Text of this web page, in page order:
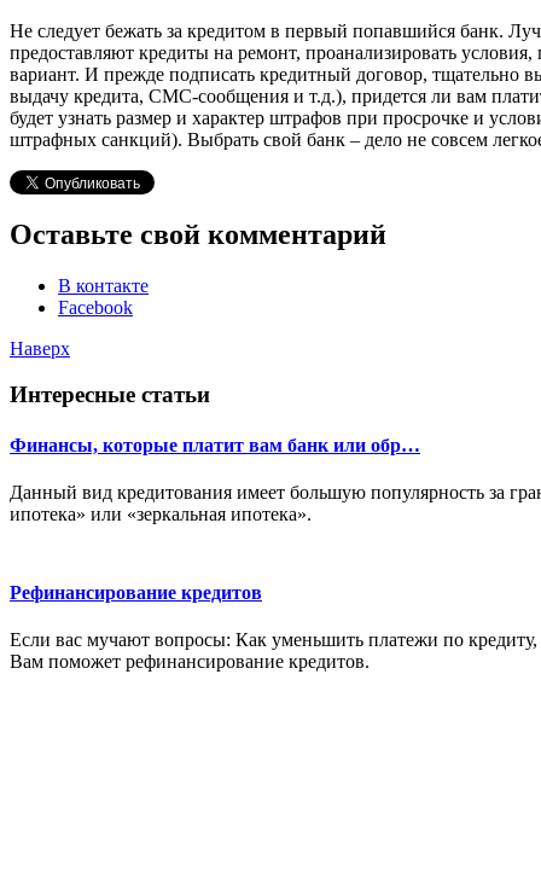
Не следует бежать за кредитом в первый попавшийся банк.
предоставляют кредиты на ремонт, проанализировать
вариант. И прежде подписать кредитный договор, тщательно
выдачу кредита, СМС-сообщения и т.д.), придется ли вам
будет узнать размер и характер штрафов при просрочке и
штрафных санкций). Выбрать свой банк – дело не совсем
Оставьте свой комментарий
В контакте
Facebook
Наверх
Интересные статьи
Финансы, которые платит вам банк или обр…
Данный вид кредитования имеет большую популярность за
ипотека» или «зеркальная ипотека».
Рефинансирование кредитов
Если вас мучают вопросы: Как уменьшить платежи по кредиту,
Вам поможет рефинансирование кредитов.